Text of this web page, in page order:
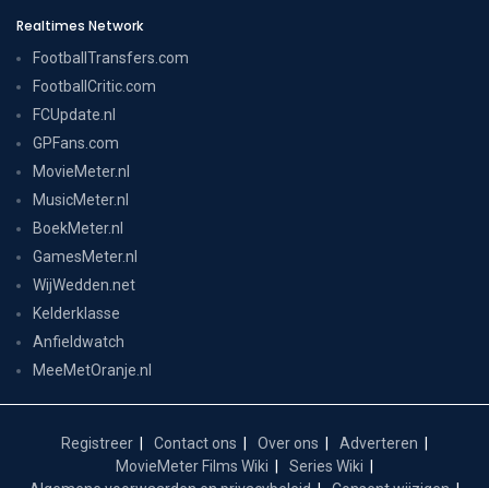
Realtimes Network
FootballTransfers.com
FootballCritic.com
FCUpdate.nl
GPFans.com
MovieMeter.nl
MusicMeter.nl
BoekMeter.nl
GamesMeter.nl
WijWedden.net
Kelderklasse
Anfieldwatch
MeeMetOranje.nl
Registreer Contact ons Over ons
Adverteren
MovieMeter Films Wiki
Series Wiki